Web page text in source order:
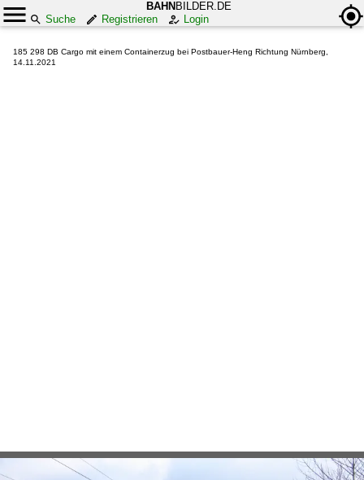
BAHN BILDER.DE
Suche
Registrieren Login
185 298 DB Cargo mit einem Containerzug bei Postbauer-Heng Richtung Nürnberg,
14.11.2021